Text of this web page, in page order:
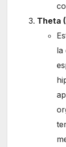
Theta
la